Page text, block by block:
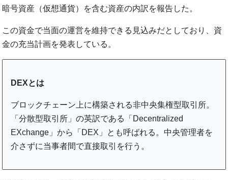
暗号資産（仮想通貨）を含む資産の内訳を報告した。
この資金で当面の運営を維持できる見込みだとしており、資
金の充当計画を発表している。
DEXとは
ブロックチェーン上に構築される非中央集権型取引所。
「分散型取引所」の英訳である「Decentralized
EXchange」から「DEX」とも呼ばれる。中央管理者を
介さずに当事者間で直接取引を行う。